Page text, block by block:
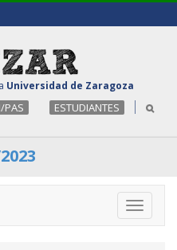
Universidad de Zaragoza
PAS ESTUDIANTES
Toggle